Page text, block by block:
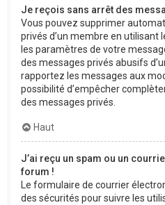
Je reçois sans arrêt des
Vous pouvez supprimer
privés d’un membre en utilisant
les paramètres de votre
des messages privés abusifs
rapportez les messages aux
possibilité d’empêcher
des messages privés.
Haut
J’ai reçu un spam ou un
forum !
Le formulaire de courrier
des sécurités pour suivre les